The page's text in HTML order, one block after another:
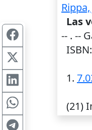
Las
-- . --
1.
(21)